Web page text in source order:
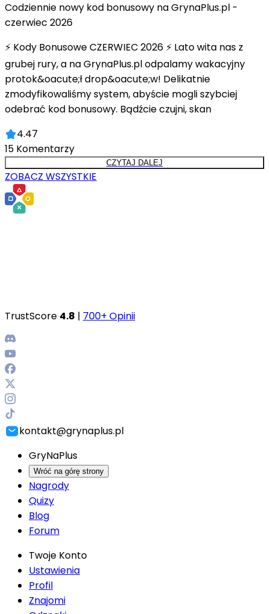
Codziennie nowy kod bonusowy na GrynaPlus.pl -
czerwiec 2026
⚡ Kody Bonusowe CZERWIEC 2026 ⚡ Lato wita nas z
grubej rury, a na GrynaPlus.pl odpalamy wakacyjny
protok&oacute;ł drop&oacute;w! Delikatnie
zmodyfikowaliśmy system, abyście mogli szybciej
odebrać kod bonusowy. Bądźcie czujni, skan
4.47
15 Komentarzy
CZYTAJ DALEJ
ZOBACZ WSZYSTKIE
TrustScore 4.8 | 700+ Opinii
kontakt@grynaplus.pl
GryNaPlus
Wróć na górę strony
Nagrody
Quizy
Blog
Forum
Twoje Konto
Ustawienia
Profil
Znajomi